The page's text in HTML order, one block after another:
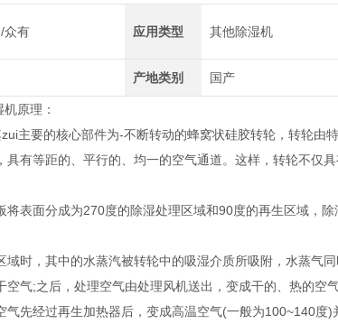
众有 应用类型 其他除湿机
产地类别 国产
原理：
主要的核心部件为-不断转动的蜂窝状硅胶转轮，转轮由
具有等距的、平行的、均一的空气通道。这样，转轮不仅
将表面分成为270度的除湿处理区域和90度的再生区域，
域时，其中的水蒸汽被转轮中的吸湿介质所吸附，水蒸气
气;之后，处理空气由处理风机送出，变成干的、热的空气
气先经过再生加热器后，变成高温空气(一般为100~140度